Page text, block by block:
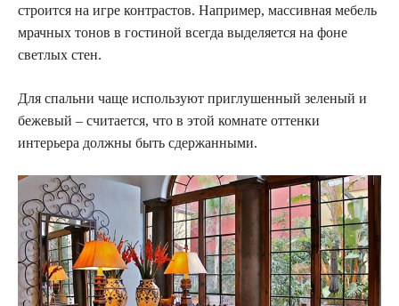
строится на игре контрастов. Например, массивная мебель
мрачных тонов в гостиной всегда выделяется на фоне
светлых стен.
Для спальни чаще используют приглушенный зеленый и
бежевый – считается, что в этой комнате оттенки
интерьера должны быть сдержанными.